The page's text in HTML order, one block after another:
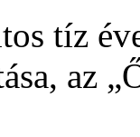
tíz
az